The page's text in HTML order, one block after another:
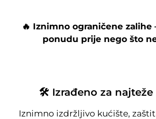
🔥 Iznimno ograničene zalihe
ponudu prije nego što
🛠️ Izrađeno za najteže
Iznimno izdržljivo kućište,